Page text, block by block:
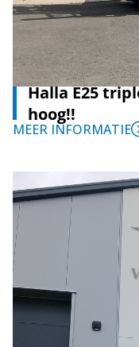
Halla E25
hoog!!
MEER INFORMATIE